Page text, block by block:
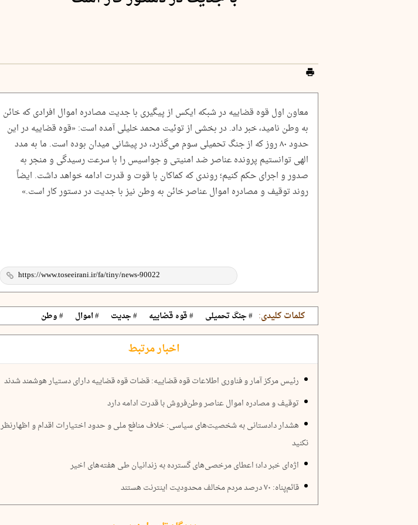
معاون اول قوه قضاییه در شبکه ایکس از پیگیری با جدیت مصادره اموال افرادی که خائن
به وطن نامید،‌ خبر داد. در بخشی از توئیت محمد خلیلی آمده است: «قوه قضاییه در این
حدود ۸۰ روز که از جنگ تحمیلی سوم می‌گذرد، در پیشانی میدان بوده است. ما به مدد
الهی توانستیم پرونده عناصر ضد امنیتی و جواسیس را با سرعت رسیدگی و منجر به
صدور و اجرای حکم کنیم؛ روندی که کماکان با قوت و قدرت ادامه خواهد داشت. ایضاً
روند توقیف و مصادره اموال عناصر خائن به وطن نیز با جدیت در دستور کار است.»
کلمات کلیدی: # جنگ تحمیلی # قوه قضاییه # جدیت # اموال # وطن
اخبار مرتبط
رئیس مرکز آمار و فناوری اطلاعات قوه قضاییه: قضات قوه قضاییه دارای دستیار هوشمند شدند
توقیف و مصادره اموال عناصر وطن‌فروش با قدرت ادامه دارد
هشدار دادستانی به شخصیت‌های سیاسی: خلاف منافع ملی و حدود اختیارات اقدام و اظهارنظر
نکنید
اژه‌ای خبر داد؛ اعطای مرخصی‌های گسترده به زندانیان طی هفته‌های اخیر
قائم‌پناه: ۷۰ درصد مردم مخالف محدودیت اینترنت هستند